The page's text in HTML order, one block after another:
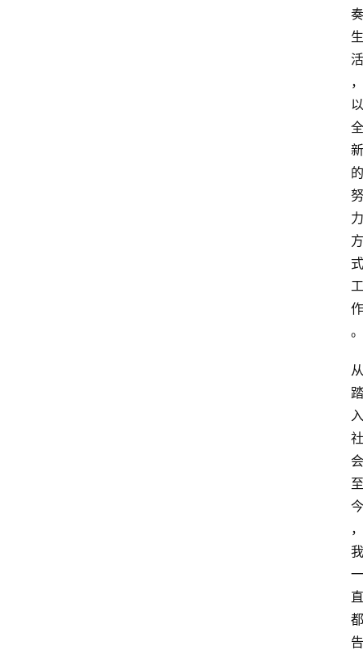
奏
生
活
，
以
全
新
的
努
力
方
式
工
作
。
从
踏
入
社
会
至
今
，
我
一
直
都
告